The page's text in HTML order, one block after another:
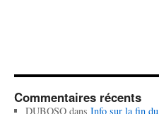
Commentaires récents
DUBOSQdans Info sur la fin du